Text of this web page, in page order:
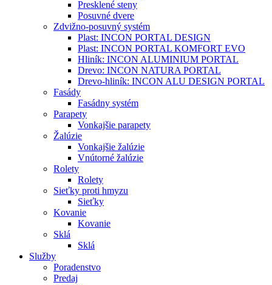
Presklené steny
Posuvné dvere
Zdvižno-posuvný systém
Plast: INCON PORTAL DESIGN
Plast: INCON PORTAL KOMFORT EVO
Hliník: INCON ALUMINIUM PORTAL
Drevo: INCON NATURA PORTAL
Drevo-hliník: INCON ALU DESIGN PORTAL
Fasády
Fasádny systém
Parapety
Vonkajšie parapety
Žalúzie
Vonkajšie žalúzie
Vnútorné žalúzie
Rolety
Rolety
Sieťky proti hmyzu
Sieťky
Kovanie
Kovanie
Sklá
Sklá
Služby
Poradenstvo
Predaj